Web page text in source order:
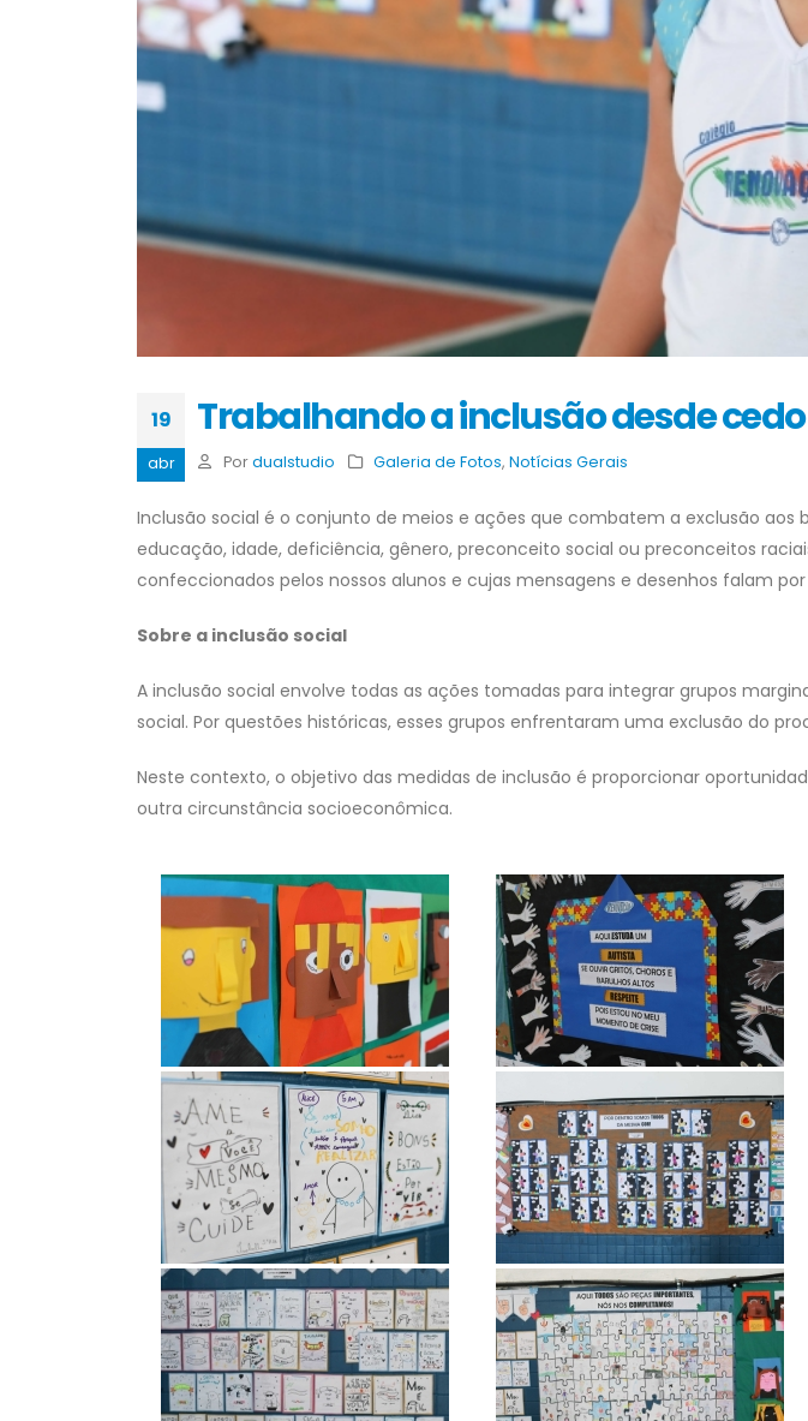
19
abr
Trabalhando a inclusão desde cedo
Por dualstudio Galeria de Fotos,Notícias Gerais
Inclusão social é o conjunto de meios e ações que combatem a exclusão
educação, idade, deficiência, gênero, preconceito social ou preconceitos
confeccionados pelos nossos alunos e cujas mensagens e desenhos falam por
Sobre a inclusão social
A inclusão social envolve todas as ações tomadas para integrar grupos
social. Por questões históricas, esses grupos enfrentaram uma exclusão do
Neste contexto, o objetivo das medidas de inclusão é proporcionar
outra circunstância socioeconômica.